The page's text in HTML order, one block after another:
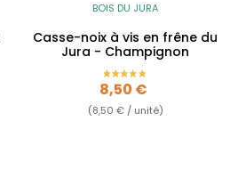
BOIS DU JURA
Casse-noix à vis en frêne du
Jura - Champignon
Prix
8,50 €
(8,50 € / unité)